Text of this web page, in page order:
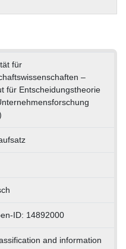
für
–
für Entscheidungstheorie
ID: 14892000
and information